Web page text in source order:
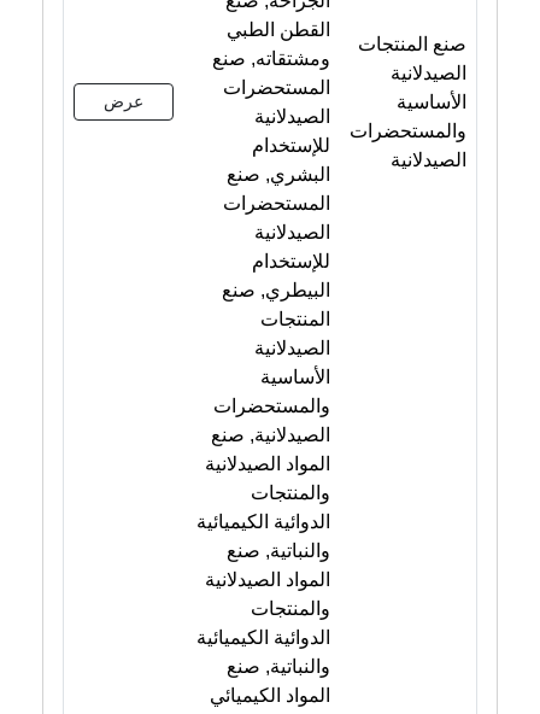
صنع المنتجات
الصيدلانية
الأساسية
والمستحضرات
الصيدلانية
القطن الطبي
ومشتقاته, صنع
المستحضرات
الصيدلانية
للإستخدام
البشري, صنع
المستحضرات
الصيدلانية
للإستخدام
البيطري, صنع
المنتجات
الصيدلانية
الأساسية
والمستحضرات
الصيدلانية, صنع
المواد الصيدلانية
والمنتجات
الدوائية الكيميائية
والنباتية, صنع
المواد الصيدلانية
والمنتجات
الدوائية الكيميائية
والنباتية, صنع
المواد الكيميائي
عرض